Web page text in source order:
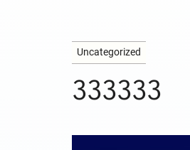
Uncategorized
333333